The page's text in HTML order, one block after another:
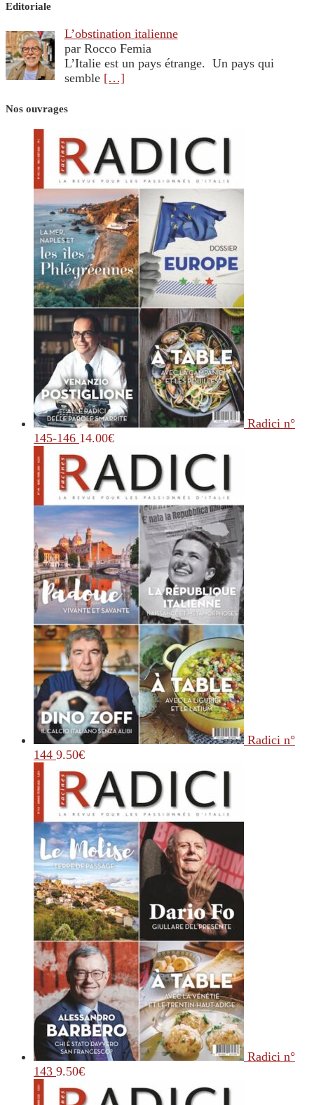
Editoriale
L’obstination italienne
par Rocco Femia
L’Italie est un pays étrange. Un pays qui
semble […]
Nos ouvrages
Radici n°
145-146 14.00€
Radici n°
144 9.50€
Radici n°
143 9.50€